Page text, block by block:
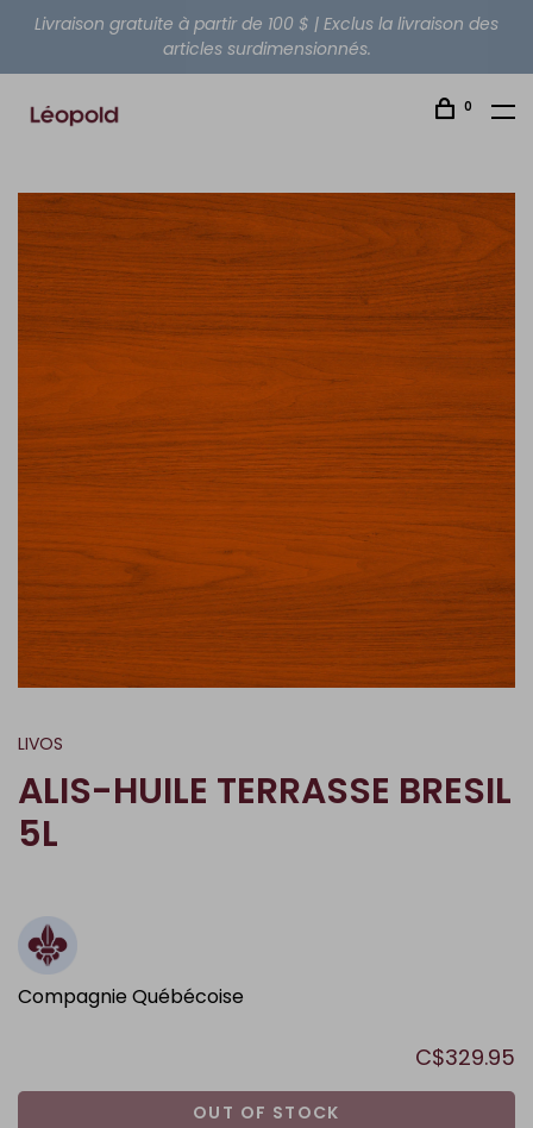
Livraison gratuite à partir de 100 $ | Exclus la livraison des
articles surdimensionnés.
0
LIVOS
ALIS-HUILE TERRASSE BRESIL
5L
Compagnie Québécoise
C$329.95
OUT OF STOCK